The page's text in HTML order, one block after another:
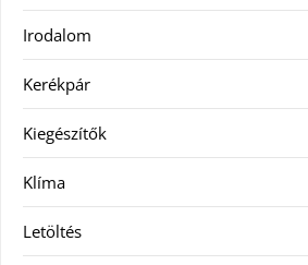
Irodalom
Kerékpár
Kiegészítők
Klíma
Letöltés